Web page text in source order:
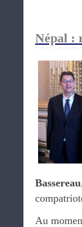
Népal :
Bassereau
Au